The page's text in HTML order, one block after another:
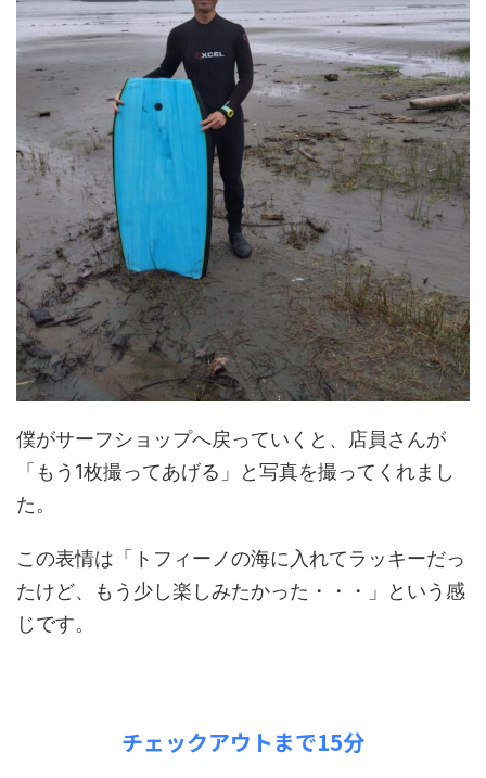
僕がサーフショップへ戻っていくと、店員さんが
「もう1枚撮ってあげる」と写真を撮ってくれまし
た。
この表情は「トフィーノの海に入れてラッキーだっ
たけど、もう少し楽しみたかった・・・」という感
じです。
チェックアウトまで15分